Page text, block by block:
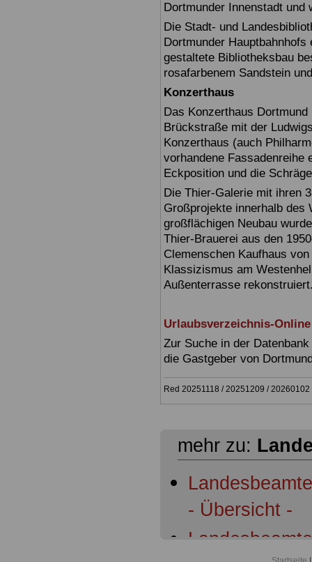
Dortmunder Innenstadt und
Die Stadt- und
Dortmunder
gestaltete Bibliotheksbau
rosafarbenem Sandstein
Konzerthaus
Das Konzerthaus
Brückstraße mit der
Konzerthaus (auch
vorhandene Fassadenreihe
Eckposition und die
Die Thier-Galerie mit ihren
Großprojekte innerhalb des
großflächigen Neubau
Thier-Brauerei aus den
Clemenschen Kaufhaus
Klassizismus am
Außenterrasse
Urlaubsverzeichnis-Online
Zur Suche in der
die Gastgeber von
Red 20251118 / 20251209 /
mehr zu:
- Übersicht -